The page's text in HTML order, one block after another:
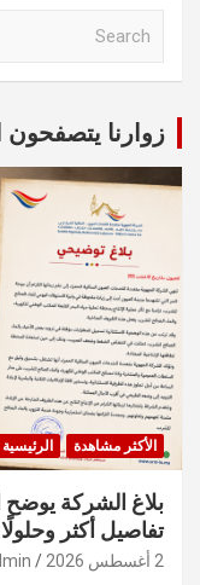
c
h
زوارنا يتصفحون
الأكثر مشاهدة الرئيسية
بلاغ الشركة يوضح
تفاصيل أكثر
2 أغسطس 2026